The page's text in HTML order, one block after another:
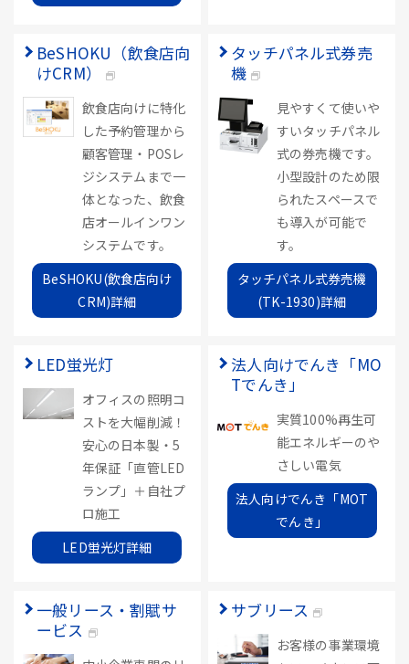
BeSHOKU（飲食店向
けCRM）
飲食店向けに特化
した予約管理から
顧客管理・POSレ
ジシステムまで一
体となった、飲食
店オールインワン
システムです。
BeSHOKU(飲食店向け
CRM)詳細
タッチパネル式券売
機
見やすくて使いや
すいタッチパネル
式の券売機です。
小型設計のため限
られたスペースで
も導入が可能で
す。
タッチパネル式券売機
(TK-1930)詳細
LED蛍光灯
オフィスの照明コ
ストを大幅削減！
安心の日本製・5
年保証「直管LED
ランプ」＋自社プ
ロ施工
LED蛍光灯詳細
法人向けでんき「MO
Tでんき」
実質100%再生可
能エネルギーのや
さしい電気
法人向けでんき「MOT
でんき」
一般リース・割賦サ
ービス
サブリース
お客様の事業環境